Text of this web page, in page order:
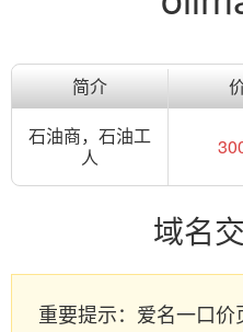
简介
石油商，石油工
人
域名
重要提示：爱名一口价